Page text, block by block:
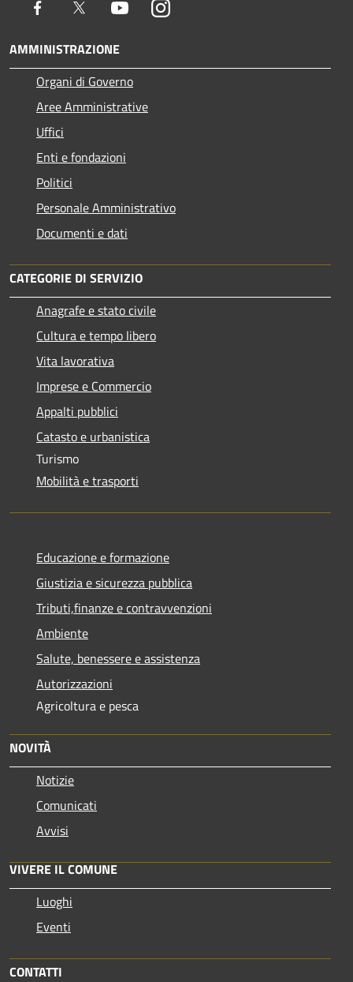
Facebook Twitter YoutubeInstagram
AMMINISTRAZIONE
Organi di Governo
Aree Amministrative
Uffici
Enti e fondazioni
Politici
Personale Amministrativo
Documenti e dati
CATEGORIE DI SERVIZIO
Anagrafe e stato civile
Cultura e tempo libero
Vita lavorativa
Imprese e Commercio
Appalti pubblici
Catasto e urbanistica
Turismo
Mobilità e trasporti
Educazione e formazione
Giustizia e sicurezza pubblica
Tributi,finanze e contravvenzioni
Ambiente
Salute, benessere e assistenza
Autorizzazioni
Agricoltura e pesca
NOVITÀ
Notizie
Comunicati
Avvisi
VIVERE IL COMUNE
Luoghi
Eventi
CONTATTI